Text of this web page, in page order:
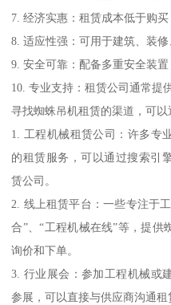
7. 经济实惠：租赁成本低于购买
8. 适应性强：可用于建筑、装修
9. 安全可靠：配备多重安全装置
10. 专业支持：租赁公司通常提
寻找蜘蛛吊机租赁的渠道，可以
1. 工程机械租赁公司：许多专
的租赁服务，可以通过搜索引
赁公司。
2. 线上租赁平台：一些专注于
合”、“工程机械在线”等，提
询价和下单。
3. 行业展会：参加工程机械或
参展，可以直接与供应商沟通租